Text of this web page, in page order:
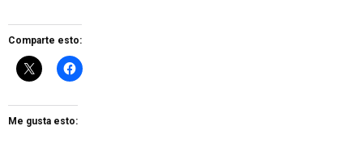
Comparte esto:
Me gusta esto: